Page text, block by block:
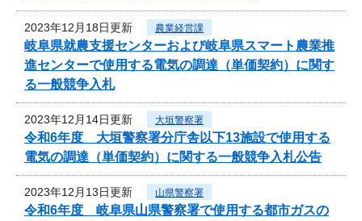
2023年12月18日更新 農業経営課
岐阜県就農支援センターおよび岐阜県スマート農業推
進センターで使用する電気の調達（単価契約）に関す
る一般競争入札
2023年12月14日更新 大垣警察署
令和6年度 大垣警察署分庁舎以下13施設で使用する
電気の調達（単価契約）に関する一般競争入札公告
2023年12月13日更新 山県警察署
令和6年度 岐阜県山県警察署で使用する都市ガスの